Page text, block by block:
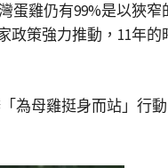
雞仍有99%是以狹窄
政策強力推動，11年的
為母雞挺身而站」行